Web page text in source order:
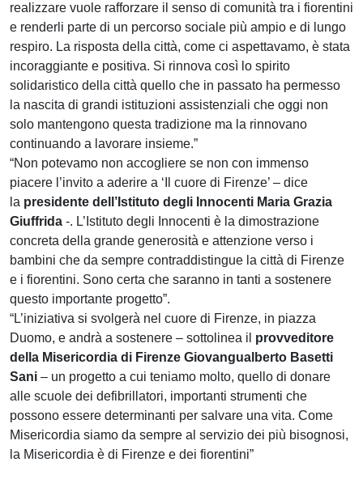
realizzare vuole rafforzare il senso di comunità tra i fiorentini
e renderli parte di un percorso sociale più ampio e di lungo
respiro. La risposta della città, come ci aspettavamo, è stata
incoraggiante e positiva. Si rinnova così lo spirito
solidaristico della città quello che in passato ha permesso
la nascita di grandi istituzioni assistenziali che oggi non
solo mantengono questa tradizione ma la rinnovano
continuando a lavorare insieme.”
“Non potevamo non accogliere se non con immenso
piacere l’invito a aderire a ‘Il cuore di Firenze’ – dice
la presidente dell’Istituto degli Innocenti Maria Grazia
Giuffrida -. L’Istituto degli Innocenti è la dimostrazione
concreta della grande generosità e attenzione verso i
bambini che da sempre contraddistingue la città di Firenze
e i fiorentini. Sono certa che saranno in tanti a sostenere
questo importante progetto”.
“L’iniziativa si svolgerà nel cuore di Firenze, in piazza
Duomo, e andrà a sostenere – sottolinea il provveditore
della Misericordia di Firenze Giovangualberto Basetti
Sani – un progetto a cui teniamo molto, quello di donare
alle scuole dei defibrillatori, importanti strumenti che
possono essere determinanti per salvare una vita. Come
Misericordia siamo da sempre al servizio dei più bisognosi,
la Misericordia è di Firenze e dei fiorentini”